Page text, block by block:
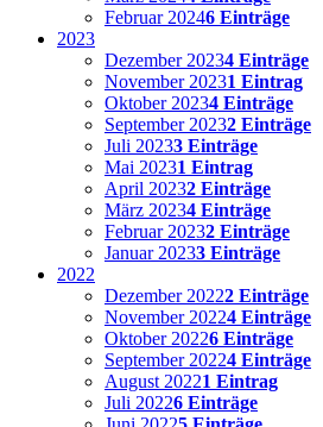
Februar 20246 Einträge
2023
Dezember 20234 Einträge
November 20231 Eintrag
Oktober 20234 Einträge
September 20232 Einträge
Juli 20233 Einträge
Mai 20231 Eintrag
April 20232 Einträge
März 20234 Einträge
Februar 20232 Einträge
Januar 20233 Einträge
2022
Dezember 20222 Einträge
November 20224 Einträge
Oktober 20226 Einträge
September 20224 Einträge
August 20221 Eintrag
Juli 20226 Einträge